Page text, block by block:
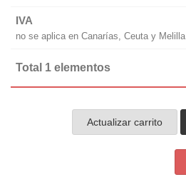
IVA
no se aplica en Canarías, Ceuta y Melilla
Total 1 elementos
Actualizar carrito